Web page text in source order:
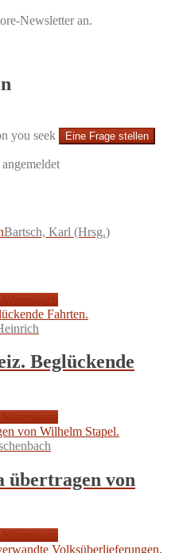
Newsletter an.
you seek Eine Frage stellen
Bartsch, Karl (Hrsg.)
Beglückende
übertragen von